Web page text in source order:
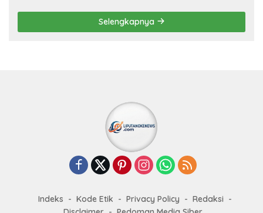
Selengkapnya
Indeks Kode Etik Privacy Policy
Redaksi